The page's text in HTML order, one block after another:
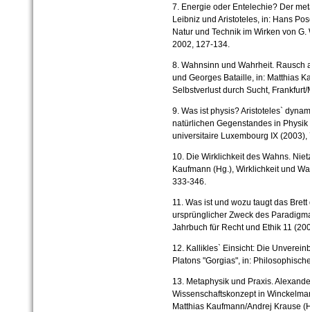
7. Energie oder Entelechie? Der
Leibniz und Aristoteles, in: Hans
Natur und Technik im Wirken von
2002, 127-134.
8. Wahnsinn und Wahrheit.
und Georges Bataille, in: Matthias
Selbstverlust durch Sucht,
9. Was ist physis? Aristoteles`
natürlichen Gegenstandes in
universitaire Luxembourg IX (2003),
10. Die Wirklichkeit des Wahns.
Kaufmann (Hg.), Wirklichkeit und
333-346.
11. Was ist und wozu taugt das
ursprünglicher Zweck des
Jahrbuch für Recht und Ethik 11
12. Kallikles` Einsicht: Die
Platons "Gorgias", in:
13. Metaphysik und Praxis.
Wissenschaftskonzept in
Matthias Kaufmann/Andrej Krause